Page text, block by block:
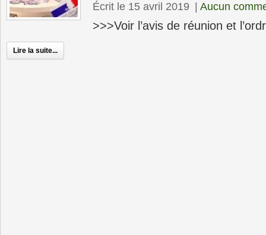
Écrit le 15 avril 2019 Aucun
>>>Voir l’avis de réunion et
Lire la suite...